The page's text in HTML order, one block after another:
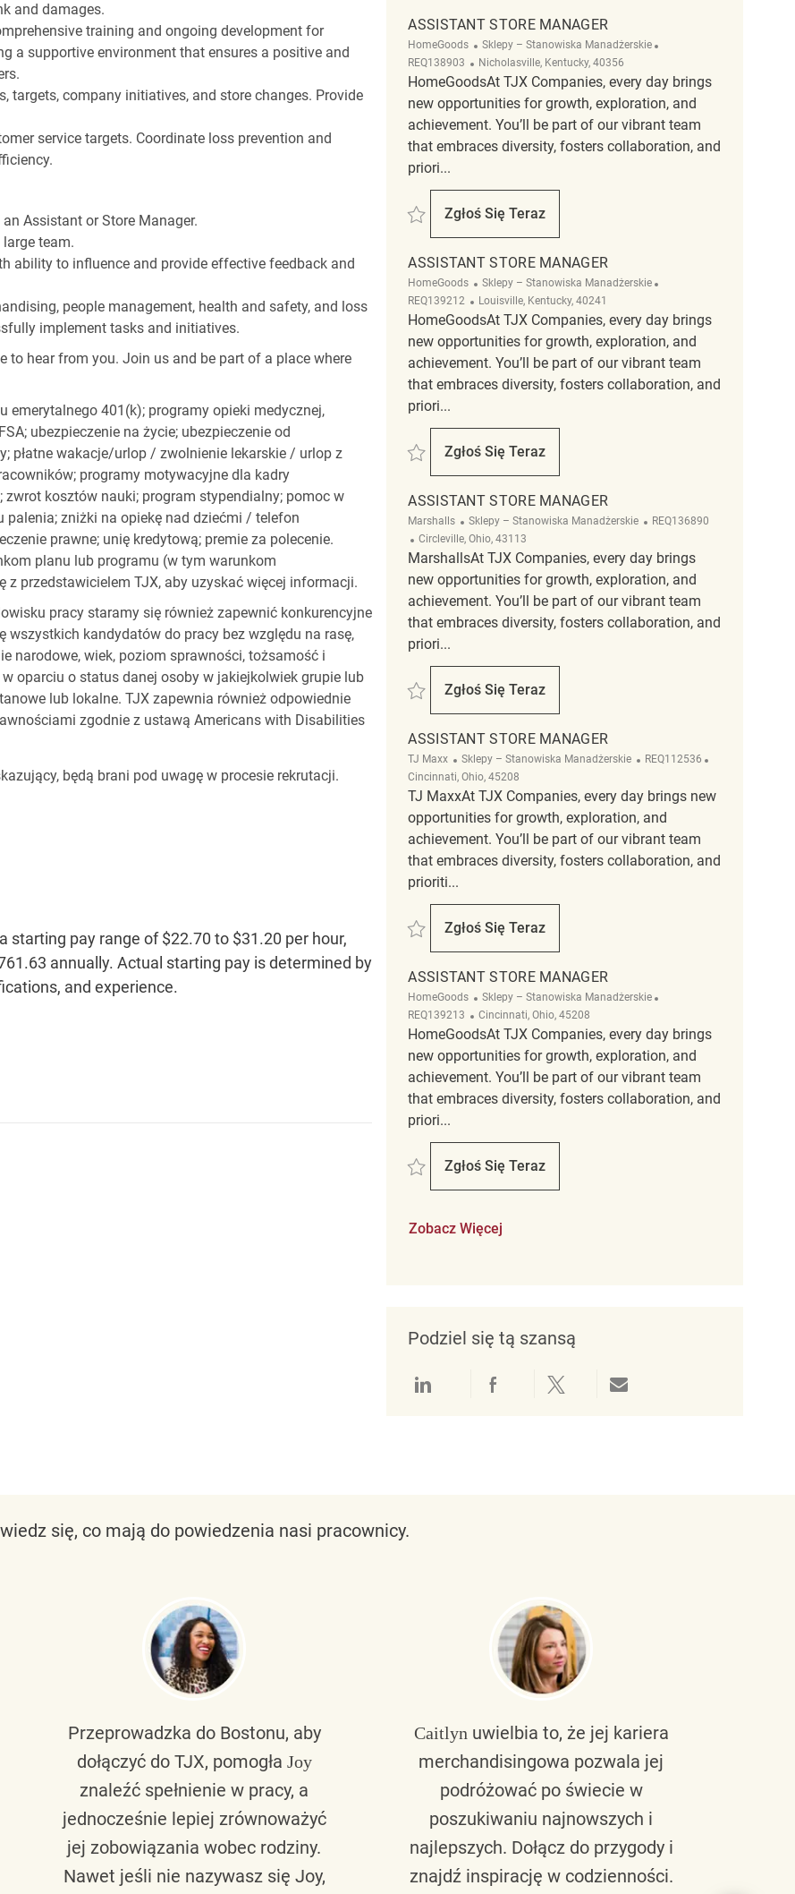
and damages.
training and ongoing development for
a supportive environment that ensures a positive and
company initiatives, and store changes. Provide
service targets. Coordinate loss prevention and
Assistant or Store Manager.
team.
ability to influence and provide effective feedback and
people management, health and safety, and loss
implement tasks and initiatives.
to hear from you. Join us and be part of a place where
401(k); programy opieki medycznej,
ubezpieczenie na życie; ubezpieczenie od
płatne wakacje/urlop / zwolnienie lekarskie / urlop z
programy motywacyjne dla kadry
kosztów nauki; program stypendialny; pomoc w
zniżki na opiekę nad dziećmi / telefon
prawne; unię kredytową; premie za polecenie.
planu lub programu (w tym warunkom
przedstawicielem TJX, aby uzyskać więcej informacji.
pracy staramy się również zapewnić konkurencyjne
wszystkich kandydatów do pracy bez względu na rasę,
narodowe, wiek, poziom sprawności, tożsamość i
oparciu o status danej osoby w jakiejkolwiek grupie lub
lub lokalne. TJX zapewnia również odpowiednie
zgodnie z ustawą Americans with Disabilities
będą brani pod uwagę w procesie rekrutacji.
pay range of $22.70 to $31.20 per hour,
annually. Actual starting pay is determined by
and experience.
ASSISTANT STORE MANAGER
HomeGoods Kategoria
Sklepy – Stanowiska Manadżerskie
REQ138903
Lokalizacja
Nicholasville, Kentucky, 40356
HomeGoodsAt TJX Companies, every day brings
new opportunities for growth, exploration, and
achievement. You’ll be part of our vibrant team
that embraces diversity, fosters collaboration, and
priori...
Zapisać Assistant Store Manager REQ138903
Zgłoś Się Teraz
Assistant Store Manager
ASSISTANT STORE MANAGER
HomeGoods Kategoria
Sklepy – Stanowiska Manadżerskie
REQ139212
Lokalizacja
Louisville, Kentucky, 40241
HomeGoodsAt TJX Companies, every day brings
new opportunities for growth, exploration, and
achievement. You’ll be part of our vibrant team
that embraces diversity, fosters collaboration, and
priori...
Zapisać Assistant Store Manager REQ139212
Zgłoś Się Teraz
Assistant Store Manager
ASSISTANT STORE MANAGER
Marshalls Kategoria
Sklepy – Stanowiska Manadżerskie ReqId
REQ136890
Lokalizacja
Circleville, Ohio, 43113
MarshallsAt TJX Companies, every day brings
new opportunities for growth, exploration, and
achievement. You’ll be part of our vibrant team
that embraces diversity, fosters collaboration, and
priori...
Zapisać Assistant Store Manager REQ136890
Zgłoś Się Teraz
Assistant Store Manager
ASSISTANT STORE MANAGER
TJ Maxx Kategoria
Sklepy – Stanowiska Manadżerskie ReqId
REQ112536
Cincinnati, Ohio, 45208
TJ MaxxAt TJX Companies, every day brings new
opportunities for growth, exploration, and
achievement. You’ll be part of our vibrant team
that embraces diversity, fosters collaboration, and
prioriti...
Zapisać Assistant Store Manager REQ112536
Zgłoś Się Teraz
Assistant Store Manager
ASSISTANT STORE MANAGER
HomeGoods Kategoria
Sklepy – Stanowiska Manadżerskie
REQ139213
Lokalizacja
Cincinnati, Ohio, 45208
HomeGoodsAt TJX Companies, every day brings
new opportunities for growth, exploration, and
achievement. You’ll be part of our vibrant team
that embraces diversity, fosters collaboration, and
priori...
Zapisać Assistant Store Manager REQ139213
Zgłoś Się Teraz
Assistant Store Manager
Zobacz Więcej
Podziel się tą szansą
Udostępnianie przez LinkedIn
Udostępnianie przez Facebook
Udostępnij przez Twitter
Udostępnianie przez e-mail
się, co mają do powiedzenia nasi pracownicy.
Przeprowadzka do Bostonu, aby
dołączyć do TJX, pomogła Joy
znaleźć spełnienie w pracy, a
jednocześnie lepiej zrównoważyć
jej zobowiązania wobec rodziny.
Nawet jeśli nie nazywasz się Joy,
Caitlynuwielbia to, że jej kariera
merchandisingowa pozwala jej
podróżować po świecie w
poszukiwaniu najnowszych i
najlepszych. Dołącz do przygody i
znajdź inspirację w codzienności.